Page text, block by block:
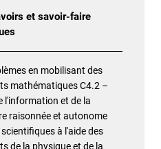
et savoir-faire
en mobilisant des
mathématiques C4.2 –
l'information et de la
raisonnée et autonome
à l'aide des
de la physique et de la